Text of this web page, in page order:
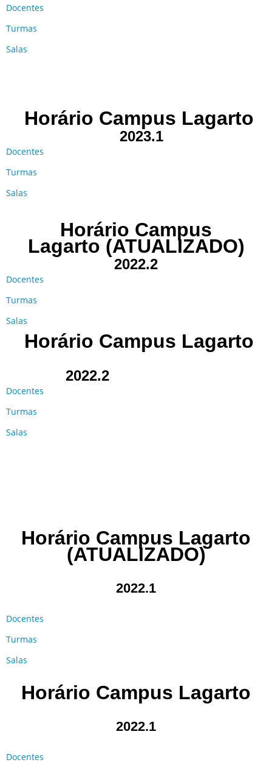
Docentes
Turmas
Salas
Horário Campus Lagarto
2023.1
Docentes
Turmas
Salas
Horário Campus
Lagarto (ATUALIZADO)
2022.2
Docentes
Turmas
Salas
Horário Campus Lagarto
2022.2
Docentes
Turmas
Salas
Horário Campus Lagarto
(ATUALIZADO)
2022.1
Docentes
Turmas
Salas
Horário Campus Lagarto
2022.1
Docentes